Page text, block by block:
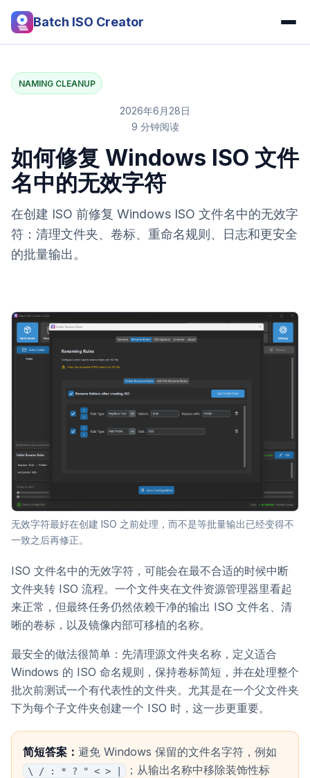
Batch ISO Creator
NAMING CLEANUP
2026年6月28日
9 分钟阅读
如何修复 Windows ISO 文件
名中的无效字符
在创建 ISO 前修复 Windows ISO 文件名中的无效字
符：清理文件夹、卷标、重命名规则、日志和更安全
的批量输出。
无效字符最好在创建 ISO 之前处理，而不是等批量输出已经变得不
一致之后再修正。
ISO 文件名中的无效字符，可能会在最不合适的时候中断
文件夹转 ISO 流程。一个文件夹在文件资源管理器里看起
来正常，但最终任务仍然依赖干净的输出 ISO 文件名、清
晰的卷标，以及镜像内部可移植的名称。
最安全的做法很简单：先清理源文件夹名称，定义适合
Windows 的 ISO 命名规则，保持卷标简短，并在处理整个
批次前测试一个有代表性的文件夹。尤其是在一个父文件夹
下为每个子文件夹创建一个 ISO 时，这一步更重要。
简短答案： 避免 Windows 保留的文件名字符，例如
\ / : * ? " < > |
；从输出名称中移除装饰性标